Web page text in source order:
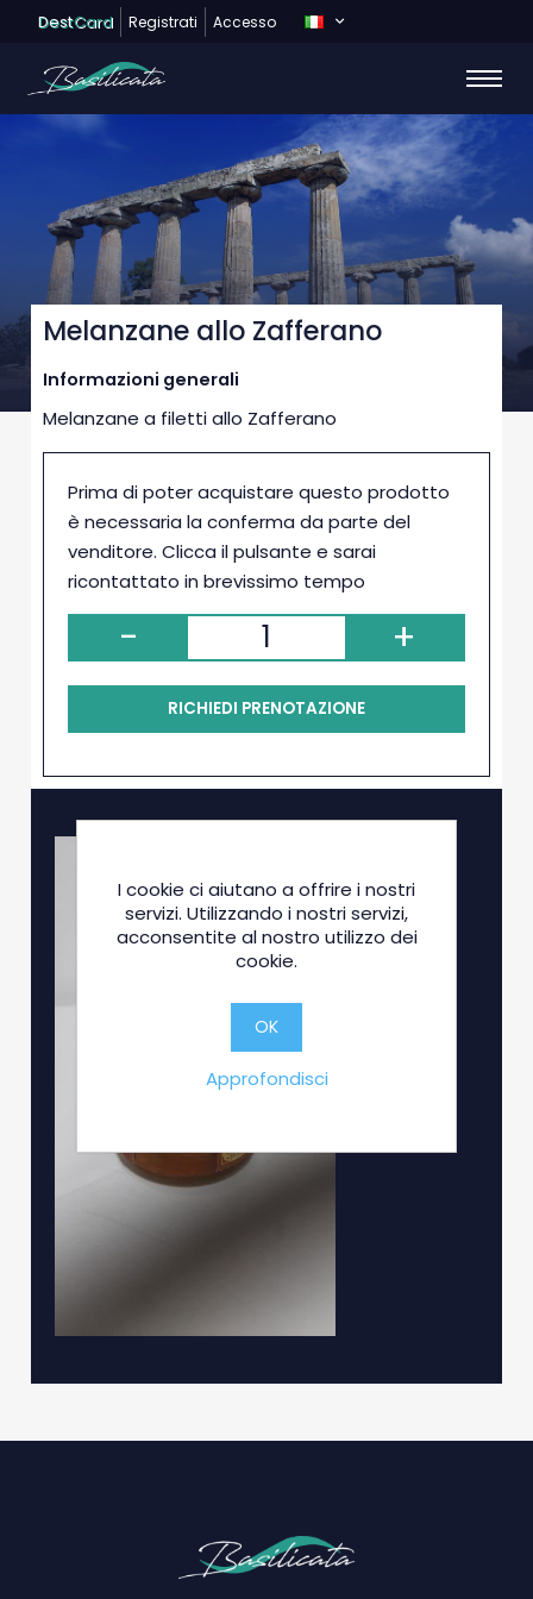
DestCard Registrati Accesso
Melanzane allo Zafferano
Informazioni generali
Melanzane a filetti allo Zafferano
Prima di poter acquistare questo prodotto
è necessaria la conferma da parte del
venditore. Clicca il pulsante e sarai
ricontattato in brevissimo tempo
- +
RICHIEDI PRENOTAZIONE
I cookie ci aiutano a offrire i nostri
servizi. Utilizzando i nostri servizi,
acconsentite al nostro utilizzo dei
cookie.
OK
Approfondisci